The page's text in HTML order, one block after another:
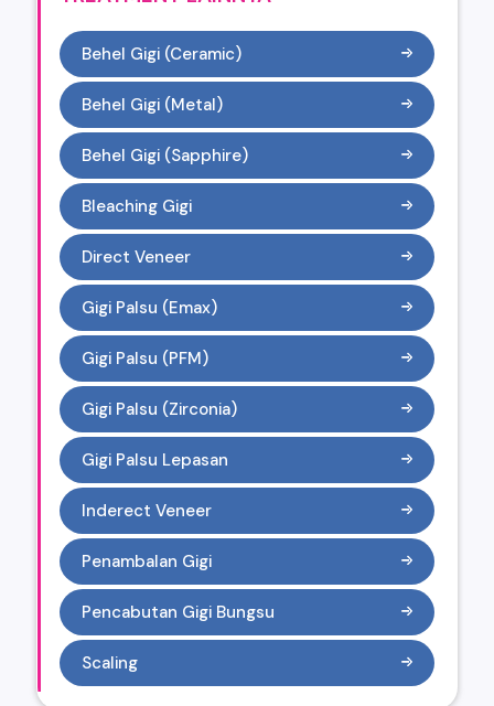
Behel Gigi (Ceramic)
Behel Gigi (Metal)
Behel Gigi (Sapphire)
Bleaching Gigi
Direct Veneer
Gigi Palsu (Emax)
Gigi Palsu (PFM)
Gigi Palsu (Zirconia)
Gigi Palsu Lepasan
Inderect Veneer
Penambalan Gigi
Pencabutan Gigi Bungsu
Scaling